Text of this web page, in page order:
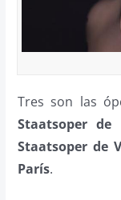
Tres son las
Staatsoper de
Staatsoper de
París.